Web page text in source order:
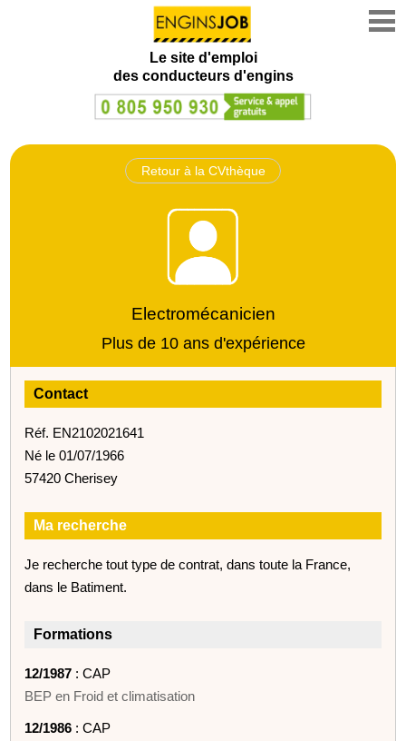
Le site d'emploi
des conducteurs d'engins
Retour à la CVthèque
Electromécanicien
Plus de 10 ans d'expérience
Contact
Réf. EN2102021641
Né le 01/07/1966
57420 Cherisey
Ma recherche
Je recherche tout type de contrat, dans toute la France,
dans le Batiment.
Formations
12/1987 : CAP
BEP en Froid et climatisation
12/1986 : CAP